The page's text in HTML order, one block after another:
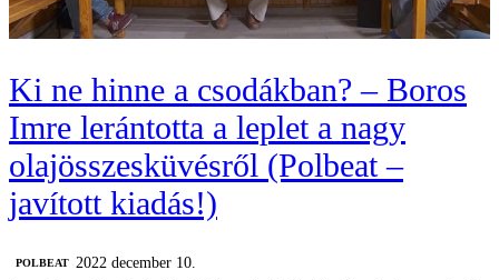
Ki ne hinne a csodákban? – Boros
Imre lerántotta a leplet a nagy
olajösszesküvésről (Polbeat –
javított kiadás!)
‎POLBEAT
2022 december 10.